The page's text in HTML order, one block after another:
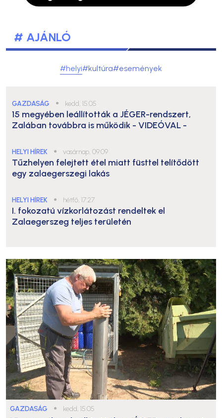
# AJÁNLÓ
#helyi#kultúra#események
GAZDASÁG ● kedd, 15:05
15 megyében leállították a JÉGER-rendszert,
Zalában továbbra is működik - VIDEÓVAL -
HELYI HÍREK ● vasárnap, 09:09
Tűzhelyen felejtett étel miatt füsttel telítődött
egy zalaegerszegi lakás
HELYI HÍREK ● hétfő, 17:27
I. fokozatú vízkorlátozást rendeltek el
Zalaegerszeg teljes területén
GAZDASÁG ● kedd, 15:05